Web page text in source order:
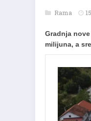
Rama
Gradnja
milijuna, a